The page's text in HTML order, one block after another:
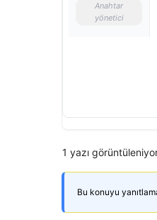
Anahtar
yönetici
1 yazı
Bu konuyu